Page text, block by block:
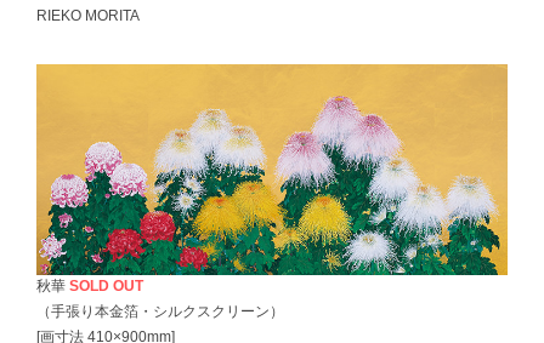
RIEKO MORITA
秋華 SOLD OUT
（手張り本金箔・シルクスクリーン）
[画寸法 410×900mm]